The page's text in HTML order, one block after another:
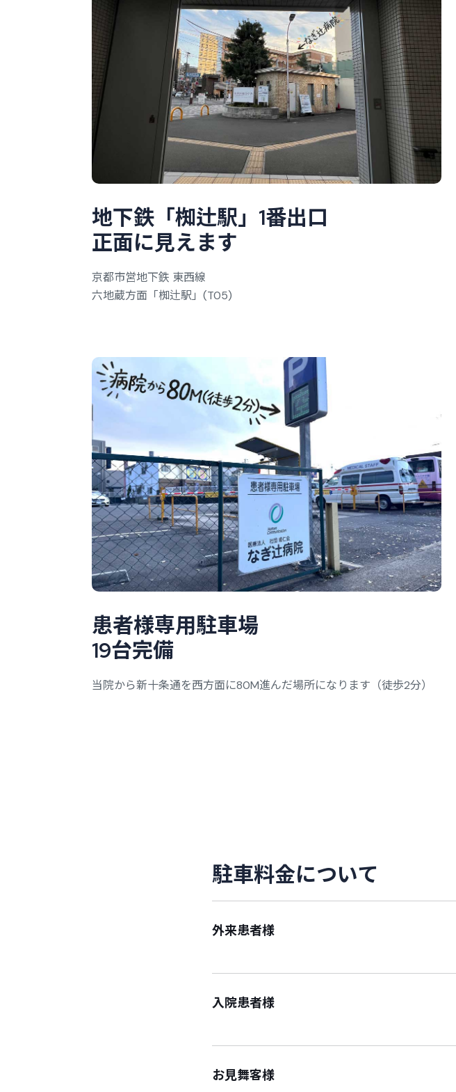
地下鉄 「椥辻駅」 1番出口
正面に見えます
京都市営地下鉄 東西線
六地蔵方面「椥辻駅」(T05)
患者様専用駐車場
19台完備
当院から新十条通を西方面に80M進んだ場所になります（徒歩2分）
駐車料金について
外来患者様
入院患者様
お見舞客様